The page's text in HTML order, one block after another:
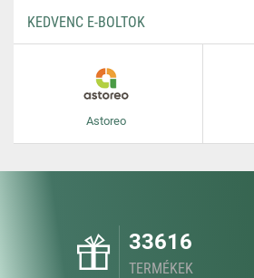
KEDVENC E-BOLTOK
Astoreo
33616
TERMÉKEK